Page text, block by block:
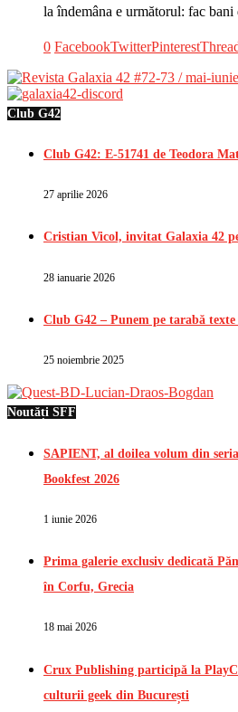
la îndemâna e următorul: fac
0 FacebookTwitterPinterest
Club G42
Club G42: E-51741 de Teodora
27 aprilie 2026
Cristian Vicol, invitat Galaxia 42
28 ianuarie 2026
Club G42 – Punem pe tarabă
25 noiembrie 2025
Noutăți SFF
SAPIENT, al doilea volum din
Bookfest 2026
1 iunie 2026
Prima galerie exclusiv dedicată
în Corfu, Grecia
18 mai 2026
Crux Publishing participă la
culturii geek din București